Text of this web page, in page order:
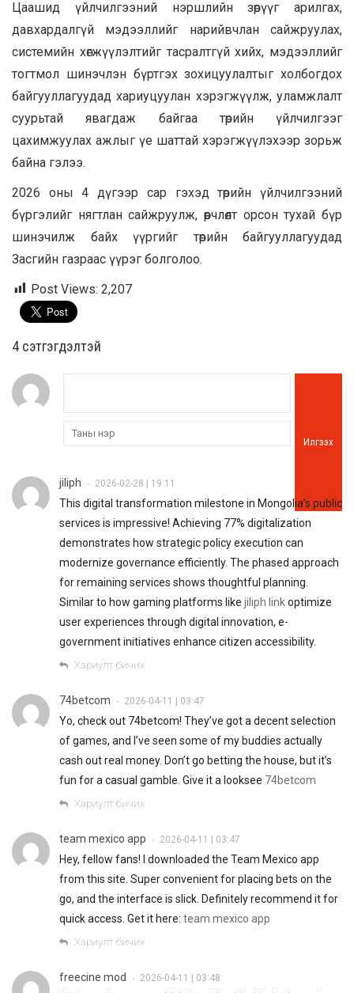
Цаашид үйлчилгээний нэршлийн зөрүүг арилгах,
давхардалгүй мэдээллийг нарийвчлан сайжруулах,
системийн хөгжүүлэлтийг тасралтгүй хийх, мэдээллийг
тогтмол шинэчлэн бүртгэх зохицуулалтыг холбогдох
байгууллагуудад хариуцуулан хэрэгжүүлж, уламжлалт
суурьтай явагдаж байгаа төрийн үйлчилгээг
цахимжуулах ажлыг үе шаттай хэрэгжүүлэхээр зорьж
байна гэлээ.
2026 оны 4 дүгээр сар гэхэд төрийн үйлчилгээний
бүргэлийг нягтлан сайжруулж, өөрчлөлт орсон тухай бүр
шинэчилж байх үүргийг төрийн байгууллагуудад
Засгийн газраас үүрэг болголоо.
Post Views: 2,207
4 cэтгэгдэлтэй
Илгээх
jiliph • 2026-02-28 | 19:11
This digital transformation milestone in Mongolia’s public
services is impressive! Achieving 77% digitalization
demonstrates how strategic policy execution can
modernize governance efficiently. The phased approach
for remaining services shows thoughtful planning.
Similar to how gaming platforms like jiliph linkoptimize
user experiences through digital innovation, e-
government initiatives enhance citizen accessibility.
Хариулт бичих
74betcom • 2026-04-11 | 03:47
Yo, check out 74betcom! They’ve got a decent selection
of games, and I’ve seen some of my buddies actually
cash out real money. Don’t go betting the house, but it’s
fun for a casual gamble. Give it a looksee 74betcom
Хариулт бичих
team mexico app • 2026-04-11 | 03:47
Hey, fellow fans! I downloaded the Team Mexico app
from this site. Super convenient for placing bets on the
go, and the interface is slick. Definitely recommend it for
quick access. Get it here: team mexico app
Хариулт бичих
freecine mod • 2026-04-11 | 03:48